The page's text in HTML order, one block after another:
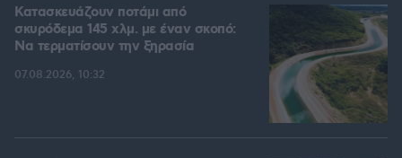
Κατασκευάζουν ποτάμι από
σκυρόδεμα 145 χλμ. με έναν σκοπό:
Να τερματίσουν την ξηρασία
07.08.2026, 10:32